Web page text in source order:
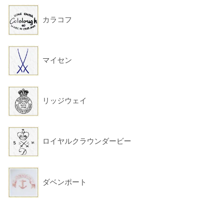
カラコフ
マイセン
リッジウェイ
ロイヤルクラウンダービー
ダベンポート